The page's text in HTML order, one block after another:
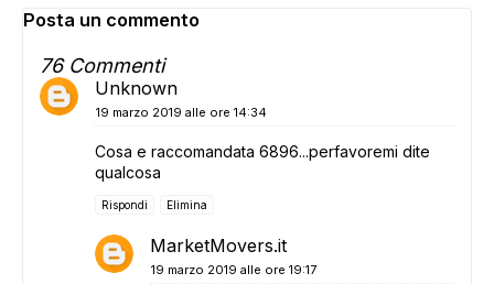
Posta un commento
76 Commenti
Unknown
19 marzo 2019 alle ore 14:34
Cosa e raccomandata 6896...perfavoremi dite
qualcosa
Rispondi Elimina
MarketMovers.it
19 marzo 2019 alle ore 19:17